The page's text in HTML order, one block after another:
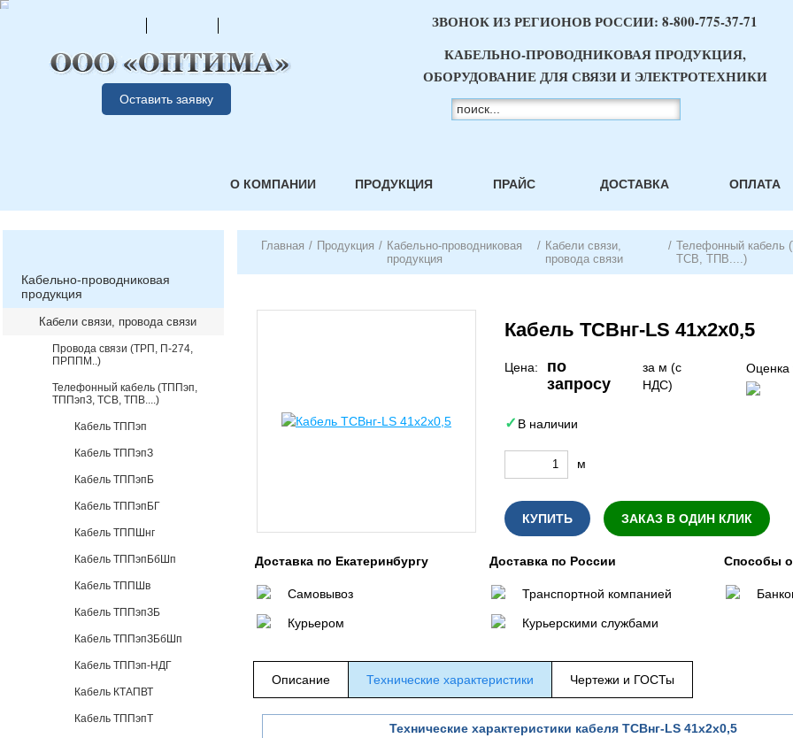
Оставить заявку
ЗВОНОК ИЗ РЕГИОНОВ РОССИИ: 8-800-775-37-71
КАБЕЛЬНО-ПРОВОДНИКОВАЯ ПРОДУКЦИЯ,
ОБОРУДОВАНИЕ ДЛЯ СВЯЗИ И ЭЛЕКТРОТЕХНИКИ
О КОМПАНИИ ПРОДУКЦИЯ ПРАЙС ДОСТАВКА ОПЛАТА
Кабельно-проводниковая
продукция
Кабели связи, провода связи
Провода связи (ТРП, П-274,
ПРППМ..)
Телефонный кабель (ТППэп,
ТППэпЗ, ТСВ, ТПВ....)
Кабель ТППэп
Кабель ТППэпЗ
Кабель ТППэпБ
Кабель ТППэпБГ
Кабель ТППШнг
Кабель ТППэпБбШп
Кабель ТППШв
Кабель ТППэпЗБ
Кабель ТППэпЗБбШп
Кабель ТППэп-НДГ
Кабель КТАПВТ
Кабель ТППэпТ
Главная / Продукция / Кабельно-проводниковая
продукция
/ Кабели связи,
провода связи
/ Телефонный кабель
ТСВ, ТПВ....)
Кабель ТСВнг-LS 41х2х0,5
Цена:
по
запросу
за м (с
НДС)
Оценка
В наличии
м
КУПИТЬ ЗАКАЗ В ОДИН КЛИК
Доставка по Екатеринбургу
Самовывоз
Курьером
Доставка по России
Транспортной компанией
Курьерскими службами
Способы
Описание Технические характеристики Чертежи и ГОСТы
Технические характеристики кабеля ТСВнг-LS 41х2х0,5